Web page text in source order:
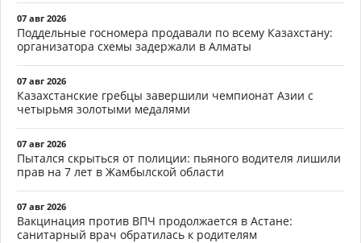
07 авг 2026
Поддельные госномера продавали по всему Казахстану:
организатора схемы задержали в Алматы
07 авг 2026
Казахстанские гребцы завершили чемпионат Азии с
четырьмя золотыми медалями
07 авг 2026
Пытался скрыться от полиции: пьяного водителя лишили
прав на 7 лет в Жамбылской области
07 авг 2026
Вакцинация против ВПЧ продолжается в Астане:
санитарный врач обратилась к родителям